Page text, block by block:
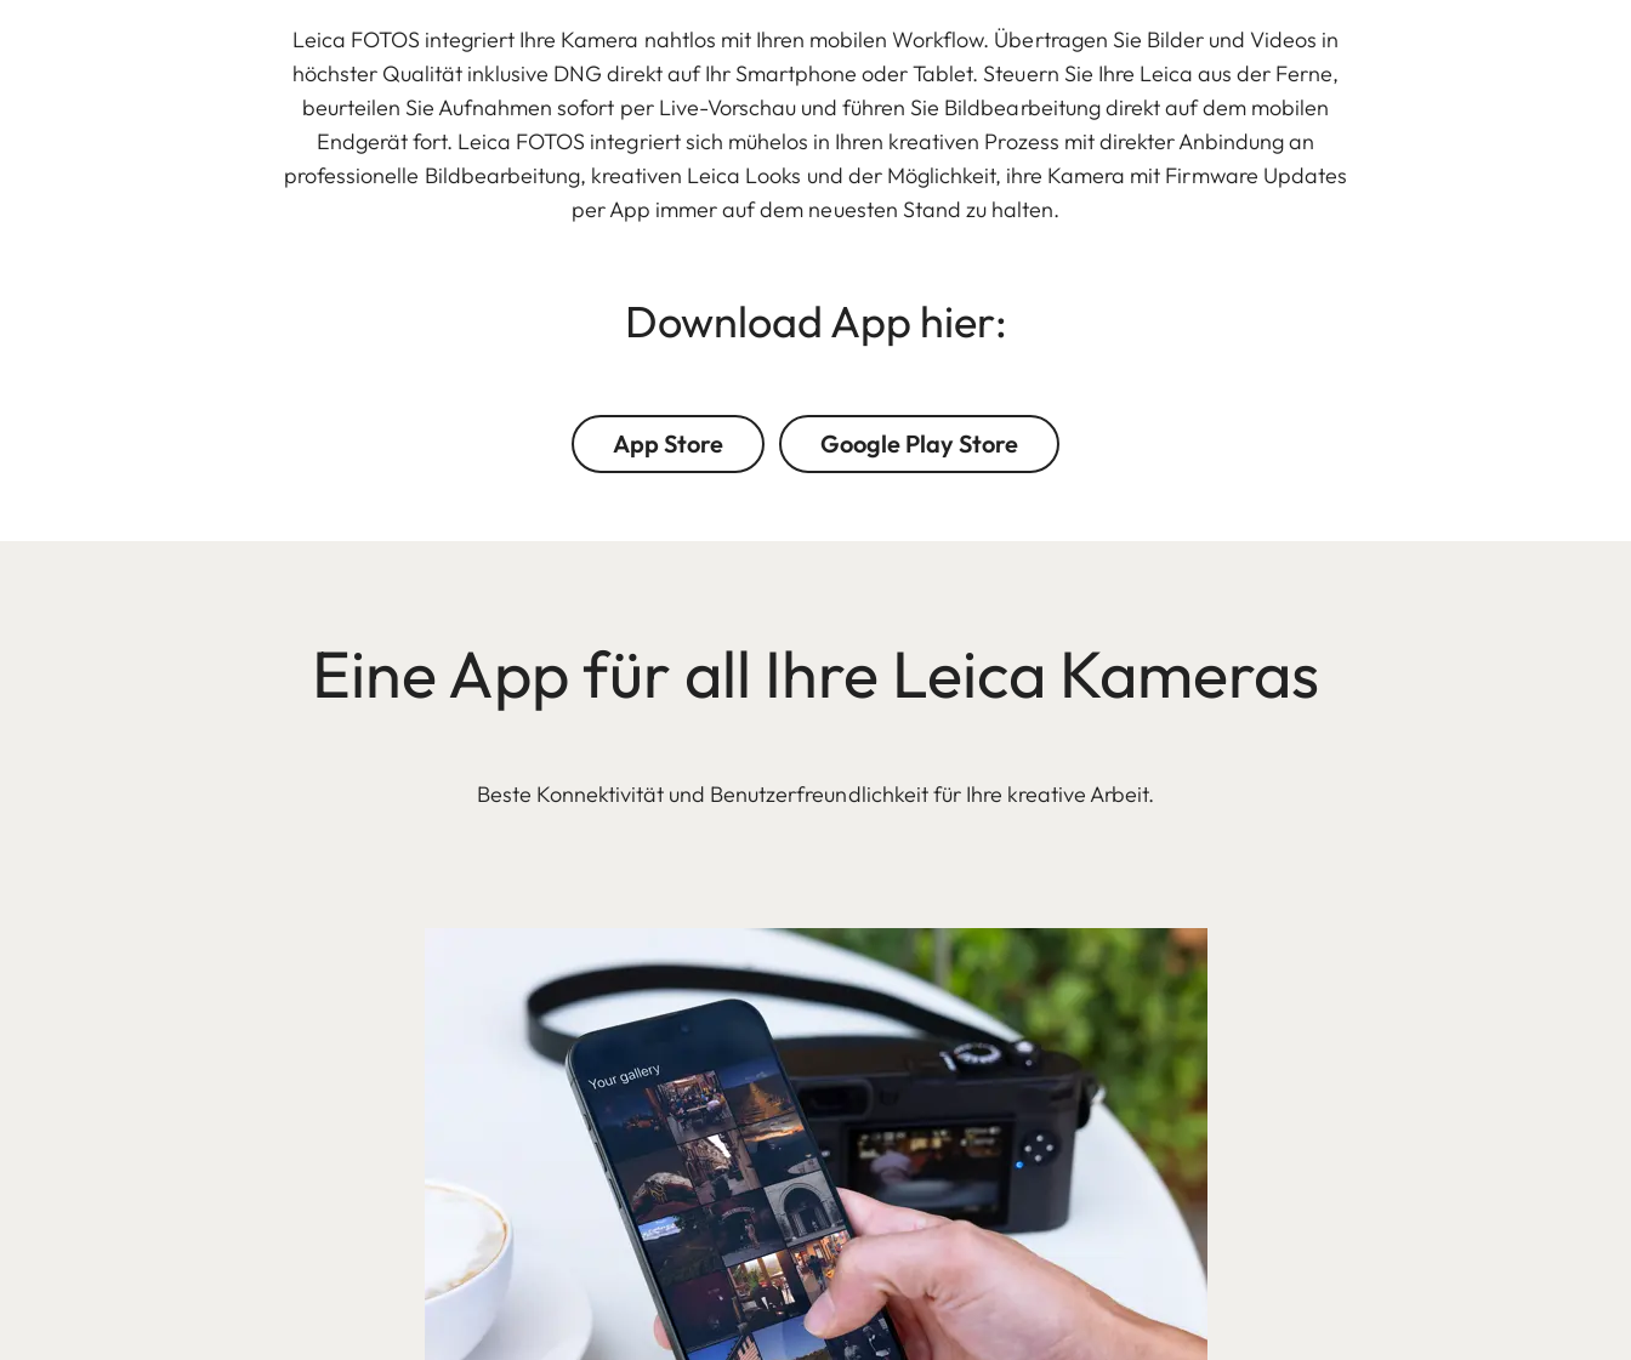
Leica FOTOS integriert Ihre Kamera nahtlos mit Ihren mobilen Workflow. Übertragen Sie Bilder und Videos in
höchster Qualität inklusive DNG direkt auf Ihr Smartphone oder Tablet. Steuern Sie Ihre Leica aus der Ferne,
beurteilen Sie Aufnahmen sofort per Live-Vorschau und führen Sie Bildbearbeitung direkt auf dem mobilen
Endgerät fort. Leica FOTOS integriert sich mühelos in Ihren kreativen Prozess mit direkter Anbindung an
professionelle Bildbearbeitung, kreativen Leica Looks und der Möglichkeit, ihre Kamera mit Firmware Updates
per App immer auf dem neuesten Stand zu halten.
Download App hier:
App Store Google Play Store
Eine App für all Ihre Leica Kameras
Beste Konnektivität und Benutzerfreundlichkeit für Ihre kreative Arbeit.